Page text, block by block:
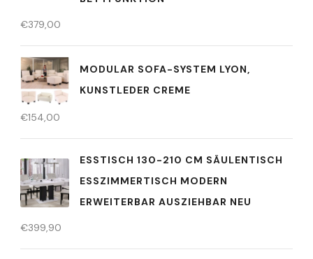
€379,00
MODULAR SOFA-SYSTEM LYON,
KUNSTLEDER CREME
€154,00
ESSTISCH 130-210 CM SÄULENTISCH
ESSZIMMERTISCH MODERN
ERWEITERBAR AUSZIEHBAR NEU
€399,90